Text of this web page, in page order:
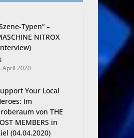
Typen“ –
NITROX
April 2020
Your Local
Im
von THE
MEMBERS in
(04.04.2020)